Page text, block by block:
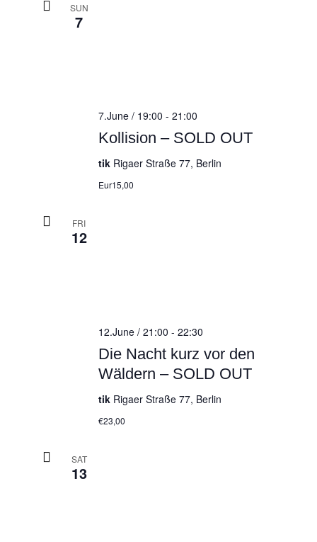
SUN
7
Kollision – SOLD OUT
7.June / 19:00 - 21:00
tik Rigaer Straße 77, Berlin
Eur15,00
FRI
12
Die Nacht kurz vor den
Wäldern – SOLD OUT
12.June / 21:00 - 22:30
tik Rigaer Straße 77, Berlin
€23,00
SAT
13